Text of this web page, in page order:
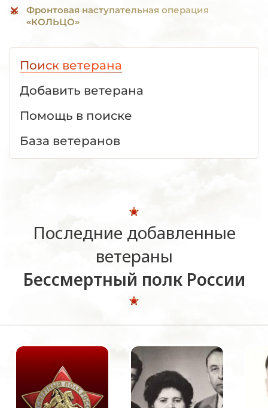
Фронтовая наступательная операция
«КОЛЬЦО»
Поиск ветерана
Добавить ветерана
Помощь в поиске
База ветеранов
Последние добавленные
ветераны
Бессмертный полк России